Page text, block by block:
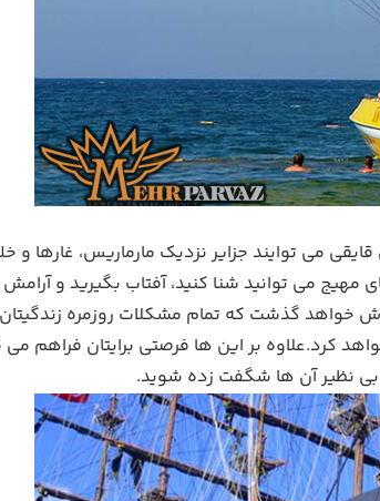
می توایند جزایر نزدیک مارماریس، غارها و
می توانید شنا کنید، آفتاب بگیرید و
خواهد گذشت که تمام مشکلات روزمره
کرد.علاوه بر این ها فرصتی برایتان فراهم می
بی نظیر آن ها شگفت زده شوید.